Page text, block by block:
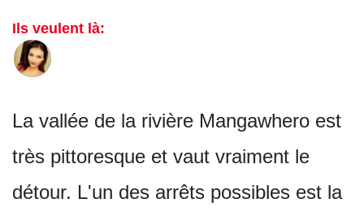
Ils veulent là:
La vallée de la rivière Mangawhero est
très pittoresque et vaut vraiment le
détour. L'un des arrêts possibles est la